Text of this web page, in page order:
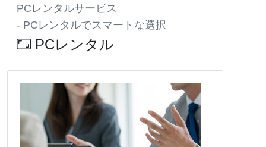
PCレンタルサービス
- PCレンタルでスマートな選択
PCレンタル